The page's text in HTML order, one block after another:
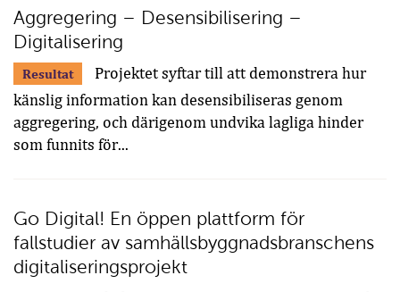
Aggregering – Desensibilisering –
Digitalisering
Resultat
Projektet syftar till att demonstrera hur
känslig information kan desensibiliseras genom
aggregering, och därigenom undvika lagliga hinder
som funnits för...
Go Digital! En öppen plattform för
fallstudier av samhällsbyggnadsbranschens
digitaliseringsprojekt